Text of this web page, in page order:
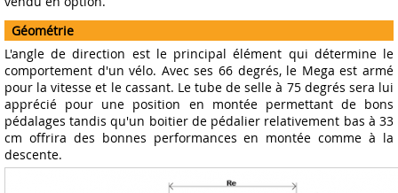
Géométrie
L'angle de direction est le principal élément qui détermine le
comportement d'un vélo. Avec ses 66 degrés, le Mega est armé
pour la vitesse et le cassant. Le tube de selle à 75 degrés sera lui
apprécié pour une position en montée permettant de bons
pédalages tandis qu'un boitier de pédalier relativement bas à 33
cm offrira des bonnes performances en montée comme à la
descente.